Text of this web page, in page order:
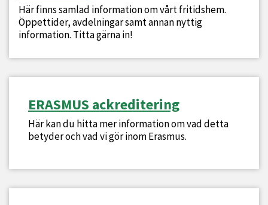
Här finns samlad information om vårt fritidshem.
Öppettider, avdelningar samt annan nyttig
information. Titta gärna in!
ERASMUS ackreditering
Här kan du hitta mer information om vad detta
betyder och vad vi gör inom Erasmus.